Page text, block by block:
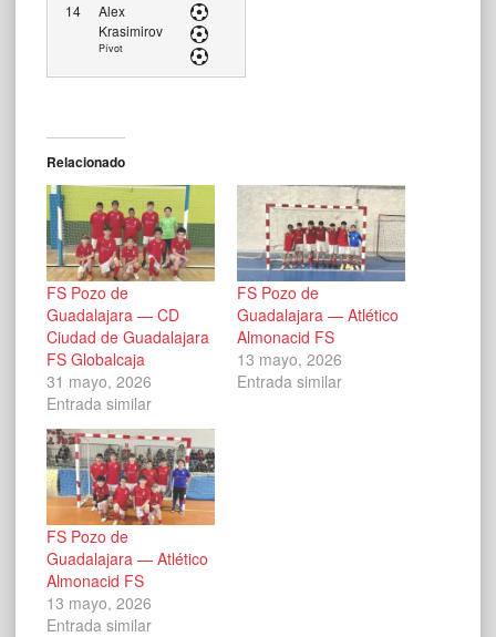
14
Alex
Krasimirov
Pívot
Relacionado
FS Pozo de
Guadalajara — CD
Ciudad de Guadalajara
FS Globalcaja
31 mayo, 2026
Entrada similar
FS Pozo de
Guadalajara — Atlético
Almonacid FS
13 mayo, 2026
Entrada similar
FS Pozo de
Guadalajara — Atlético
Almonacid FS
13 mayo, 2026
Entrada similar